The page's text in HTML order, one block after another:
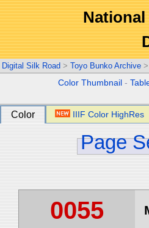
Digital Silk Road > Toyo Bunko Archive >
Color Thumbnail -
Color IIIF Color HighRes
Page
0055